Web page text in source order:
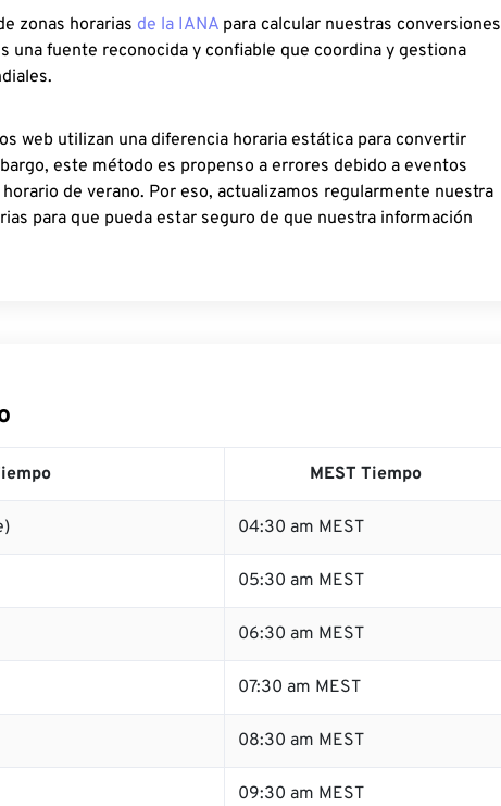
zonas horarias de la IANA para calcular nuestras conversiones
una fuente reconocida y confiable que coordina y gestiona
web utilizan una diferencia horaria estática para convertir
este método es propenso a errores debido a eventos
de verano. Por eso, actualizamos regularmente nuestra
para que pueda estar seguro de que nuestra información
MEST Tiempo
04:30 am MEST
05:30 am MEST
06:30 am MEST
07:30 am MEST
08:30 am MEST
09:30 am MEST